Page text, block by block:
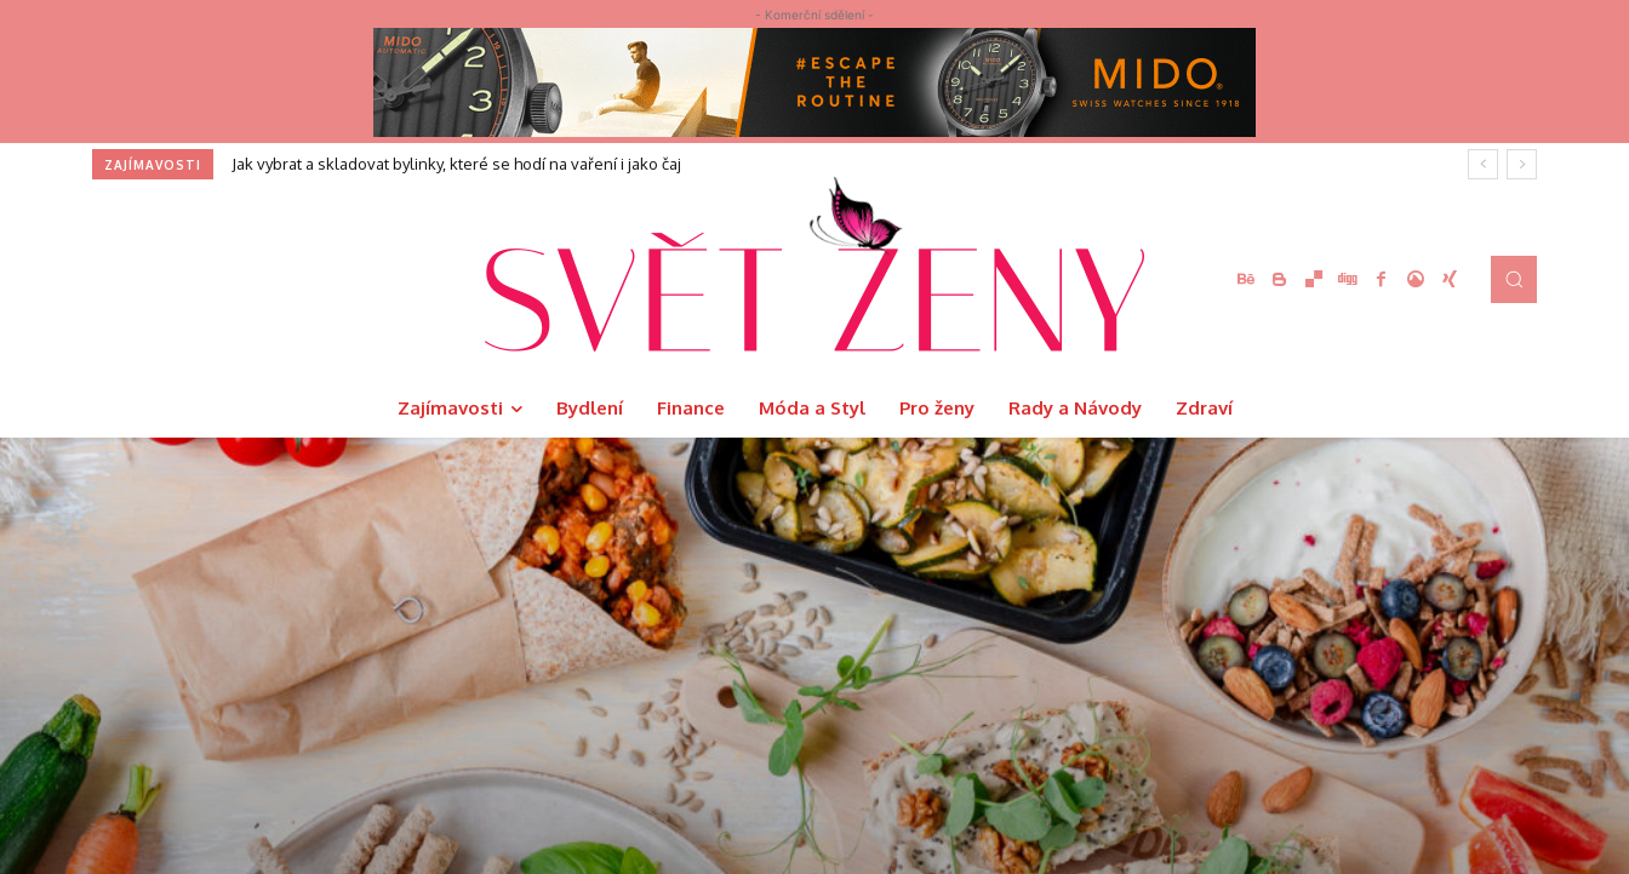
- Komerční sdělení -
ZAJÍMAVOSTI Profesní zkouška pro kouče: Co přesně přináší?
Zajímavosti Bydlení Finance Móda a Styl Pro ženy Rady a Návody Zdraví